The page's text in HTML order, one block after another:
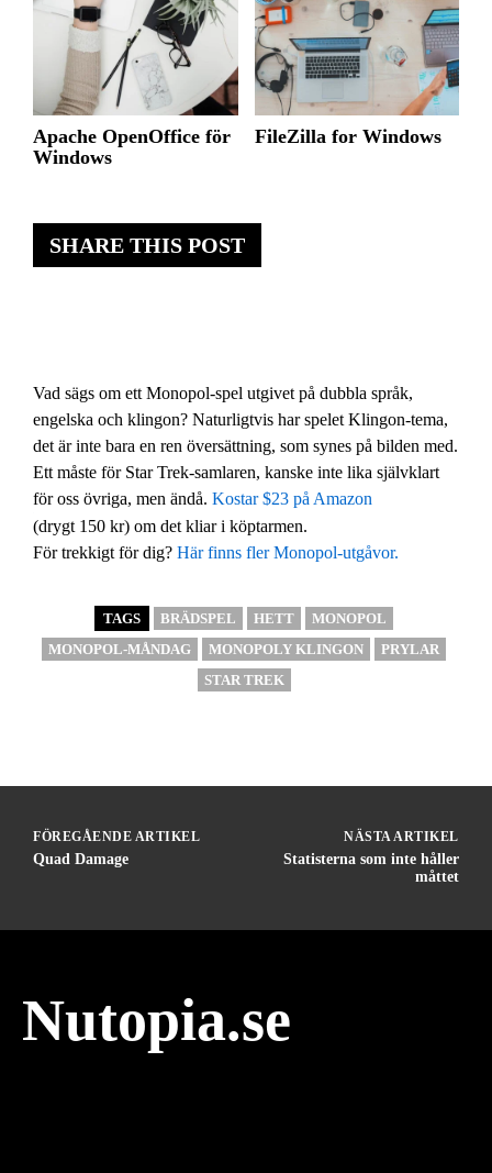
SHARE THIS POST
Vad sägs om ett Monopol-spel utgivet på dubbla språk,
engelska och klingon? Naturligtvis har spelet Klingon-tema,
det är inte bara en ren översättning, som synes på bilden med.
Ett måste för Star Trek-samlaren, kanske inte lika självklart
för oss övriga, men ändå. Kostar $23 på Amazon
(drygt 150 kr) om det kliar i köptarmen.
För trekkigt för dig? Här finns fler Monopol-utgåvor.
TAGS BRÄDSPEL HETT
MONOPOL
MONOPOL-MÅNDAG
MONOPOLY KLINGON
PRYLAR
STAR TREK
Apache OpenOffice för
Windows
FileZilla for Windows
FÖREGÅENDE ARTIKEL
Quad Damage
NÄSTA ARTIKEL
Statisterna som inte håller
måttet
Nutopia.se